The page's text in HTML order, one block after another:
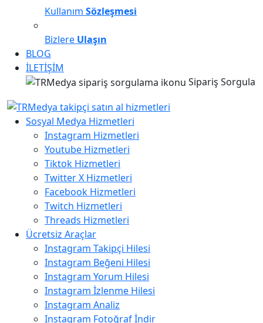
Kullanım Sözleşmesi
Bizlere Ulaşın
BLOG
İLETİŞİM
Sipariş Sorgula
Sosyal Medya Hizmetleri
Instagram Hizmetleri
Youtube Hizmetleri
Tiktok Hizmetleri
Twitter X Hizmetleri
Facebook Hizmetleri
Twitch Hizmetleri
Threads Hizmetleri
Ücretsiz Araçlar
Instagram Takipçi Hilesi
Instagram Beğeni Hilesi
Instagram Yorum Hilesi
Instagram İzlenme Hilesi
Instagram Analiz
Instagram Fotoğraf İndir